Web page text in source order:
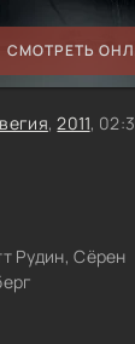
СМОТРЕТЬ
,2011,
Рудин, Сёрен